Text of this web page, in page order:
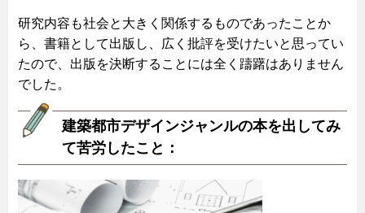
研究内容も社会と大きく関係するものであったことか
ら、書籍として出版し、広く批評を受けたいと思ってい
たので、出版を決断することには全く躊躇はありません
でした。
建築都市デザインジャンルの本を出してみ
て苦労したこと：